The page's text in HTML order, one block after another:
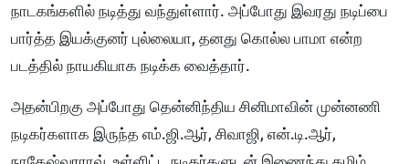
நாடகங்களில் நடித்து வந்துள்ளார். அப்போது இவரது நடிப்பை
பார்த்த இயக்குனர் புல்லையா, தனது கொல்ல பாமா என்ற
படத்தில் நாயகியாக நடிக்க வைத்தார்.
அதன்பிறகு அப்போது தென்னிந்திய சினிமாவின் முன்னணி
நடிகர்களாக இருந்த எம்.ஜி.ஆர், சிவாஜி, என்.டி.ஆர்,